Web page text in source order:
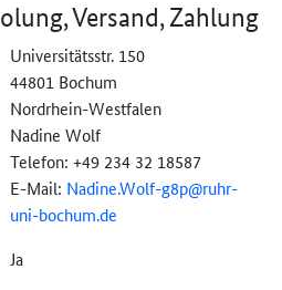
Versand, Zahlung
Universitätsstr. 150
44801 Bochum
Nordrhein-Westfalen
Nadine Wolf
Telefon: +49 234 32 18587
E-Mail: Nadine.Wolf-g8p@ruhr-
uni-bochum.de
Ja